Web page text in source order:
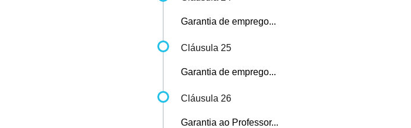
Garantia de emprego...
Cláusula 25
Garantia de emprego...
Cláusula 26
Garantia ao Professor...